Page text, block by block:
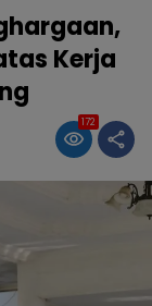
Kerja
172